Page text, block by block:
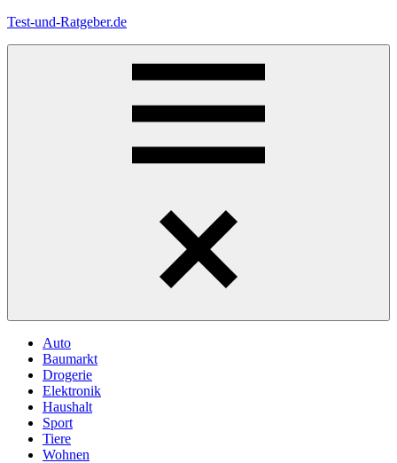
Zum
Test-und-Ratgeber.de
Auto
Baumarkt
Drogerie
Elektronik
Haushalt
Sport
Tiere
Wohnen